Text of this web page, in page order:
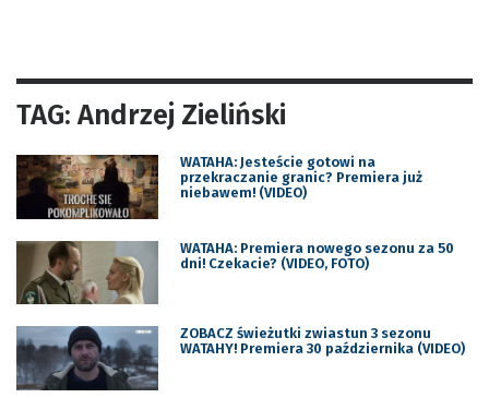
TAG: Andrzej Zieliński
WATAHA: Jesteście gotowi na
przekraczanie granic? Premiera już
niebawem! (VIDEO)
WATAHA: Premiera nowego sezonu za 50
dni! Czekacie? (VIDEO, FOTO)
ZOBACZ świeżutki zwiastun 3 sezonu
WATAHY! Premiera 30 października (VIDEO)